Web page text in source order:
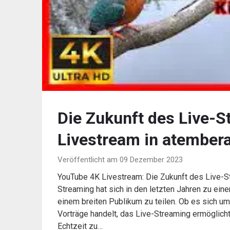
Die Zukunft des Live-
Livestream in
Veröffentlicht am 09 Dezember 2023
YouTube 4K Livestream: Die Zukunft des Live-
Streaming hat sich in den letzten Jahren zu
einem breiten Publikum zu teilen. Ob es sich
Vorträge handelt, das Live-Streaming
Echtzeit zu…